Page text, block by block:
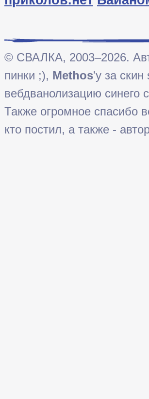
© СВАЛКА, 2003–2026.
пинки ;), Methos'у за скин
вебдванолизацию синего
Также огромное спасибо
кто постил, а также -